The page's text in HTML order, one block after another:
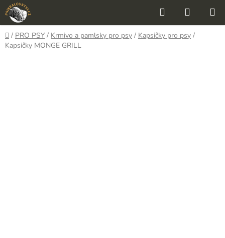
Přejít
na
obsah
Hledat
KOŠÍK
Domů
/ PRO PSY / Krmivo a pamlsky pro psy / Kapsičky pro psy /
Kapsičky MONGE GRILL